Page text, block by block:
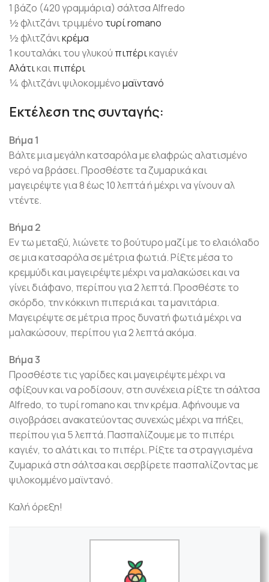
1 βάζο (420 γραμμάρια) σάλτσα Alfredo
½ φλιτζάνι τριμμένο τυρί romano
½ φλιτζάνικρέμα
1 κουταλάκι του γλυκού πιπέρικαγιέν
Αλάτικαιπιπέρι
¼ φλιτζάνι ψιλοκομμένομαϊντανό
Εκτέλεση της συνταγής:
Βήμα 1
Βάλτε μια μεγάλη κατσαρόλα με ελαφρώς αλατισμένο
νερό να βράσει. Προσθέστε τα ζυμαρικά και
μαγειρέψτε για 8 έως 10 λεπτά ή μέχρι να γίνουν αλ
ντέντε.
Βήμα 2
Εν τω μεταξύ, λιώνετε το βούτυρο μαζί με το ελαιόλαδο
σε μια κατσαρόλα σε μέτρια φωτιά. Ρίξτε μέσα το
κρεμμύδι και μαγειρέψτε μέχρι να μαλακώσει και να
γίνει διάφανο, περίπου για 2 λεπτά. Προσθέστε το
σκόρδο, την κόκκινη πιπεριά και τα μανιτάρια.
Μαγειρέψτε σε μέτρια προς δυνατή φωτιά μέχρι να
μαλακώσουν, περίπου για 2 λεπτά ακόμα.
Βήμα 3
Προσθέστε τις γαρίδες και μαγειρέψτε μέχρι να
σφίξουν και να ροδίσουν, στη συνέχεια ρίξτε τη σάλτσα
Alfredo, το τυρί romano και την κρέμα. Αφήνουμε να
σιγοβράσει ανακατεύοντας συνεχώς μέχρι να πήξει,
περίπου για 5 λεπτά. Πασπαλίζουμε με το πιπέρι
καγιέν, το αλάτι και το πιπέρι. Ρίξτε τα στραγγισμένα
ζυμαρικά στη σάλτσα και σερβίρετε πασπαλίζοντας με
ψιλοκομμένο μαϊντανό.
Καλή όρεξη!